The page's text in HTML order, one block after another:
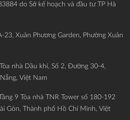
do Sở kế hoạch và đầu tư TP Hà
23, Xuân Phương Garden, Phường Xuân
Tòa nhà Dầu khí, Số 2, Đường 30-4,
Việt Nam
Tầng 9 Tòa nhà TNR Tower số 180-192
Gòn, Thành phố Hồ Chí Minh, Việt